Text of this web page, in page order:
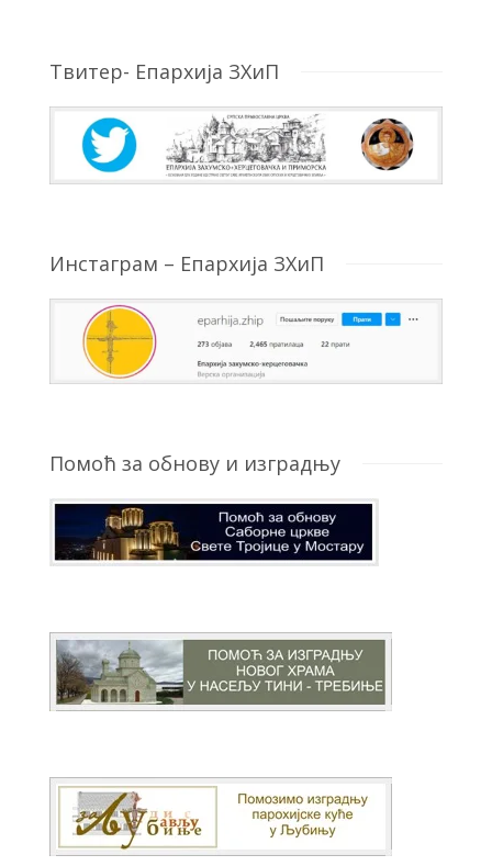
Твитер- Епархија ЗХиП
Инстаграм – Епархија ЗХиП
Помоћ за обнову и изградњу